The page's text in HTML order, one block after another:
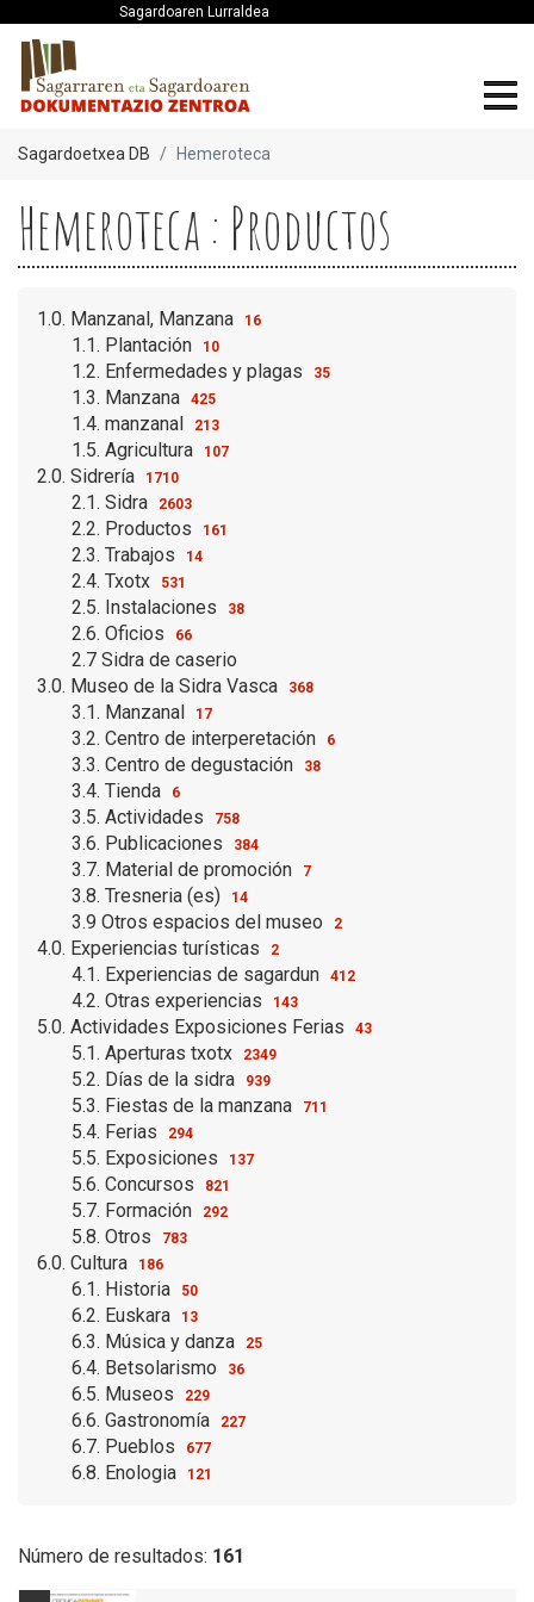
Sagardoaren Lurraldea
Sagardoetxea DB Hemeroteca
Hemeroteca : Productos
1.0. Manzanal, Manzana 16
1.1. Plantación 10
1.2. Enfermedades y plagas 35
1.3. Manzana 425
1.4. manzanal 213
1.5. Agricultura 107
2.0. Sidrería 1710
2.1. Sidra 2603
2.2. Productos 161
2.3. Trabajos 14
2.4. Txotx 531
2.5. Instalaciones 38
2.6. Oficios 66
2.7 Sidra de caserio
3.0. Museo de la Sidra Vasca
368
3.1. Manzanal 17
3.2. Centro de interperetación 6
3.3. Centro de degustación 38
3.4. Tienda 6
3.5. Actividades 758
3.6. Publicaciones 384
3.7. Material de promoción 7
3.8. Tresneria (es) 14
3.9 Otros espacios del museo 2
4.0. Experiencias turísticas 2
4.1. Experiencias de sagardun 412
4.2. Otras experiencias 143
5.0. Actividades Exposiciones Ferias 43
5.1. Aperturas txotx 2349
5.2. Días de la sidra 939
5.3. Fiestas de la manzana 711
5.4. Ferias 294
5.5. Exposiciones 137
5.6. Concursos 821
5.7. Formación 292
5.8. Otros 783
6.0. Cultura 186
6.1. Historia 50
6.2. Euskara 13
6.3. Música y danza 25
6.4. Betsolarismo 36
6.5. Museos 229
6.6. Gastronomía 227
6.7. Pueblos 677
6.8. Enologia 121
Número de resultados: 161